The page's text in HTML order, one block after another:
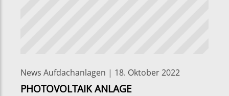
News Aufdachanlagen | 18. Oktober 2022
PHOTOVOLTAIK ANLAGE